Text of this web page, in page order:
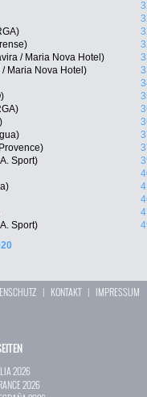
/ Maria Nova Hotel)
/ Maria Nova Hotel)
Sport)
Sport)
| KONTAKT| IMPRESSUM
2026
2026